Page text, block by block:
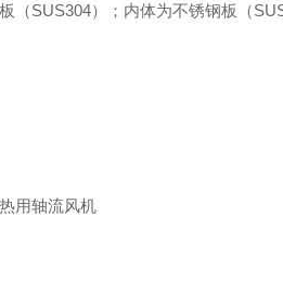
（SUS304）；内体为不锈钢板（
用轴流风机